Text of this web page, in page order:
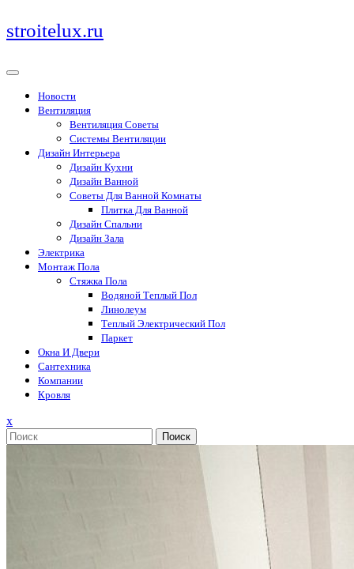
Перейти
к
stroitelux.ru
Новости
Вентиляция
Вентиляция Советы
Системы Вентиляции
Дизайн Интерьера
Дизайн Кухни
Дизайн Ванной
Советы Для Ванной Комнаты
Плитка Для Ванной
Дизайн Спальни
Дизайн Зала
Электрика
Монтаж Пола
Стяжка Пола
Водяной Теплый Пол
Линолеум
Теплый Электрический Пол
Паркет
Окна И Двери
Сантехника
Компании
Кровля
xЗакрыть
меню
Поиск